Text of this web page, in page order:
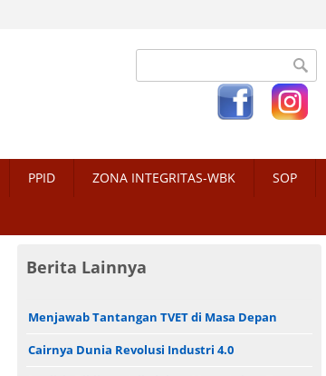
Search form
PPID ZONA INTEGRITAS-WBK SOP
Berita Lainnya
Menjawab Tantangan TVET di Masa Depan
Cairnya Dunia Revolusi Industri 4.0